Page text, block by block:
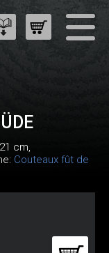
cm,
Couteaux fût de